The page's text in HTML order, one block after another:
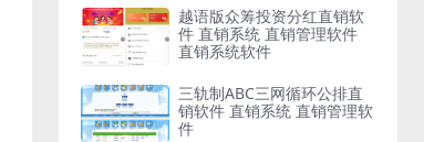
越语版众筹投资分红直销软
件 直销系统 直销管理软件
直销系统软件
三轨制ABC三网循环公排直
销软件 直销系统 直销管理软
件